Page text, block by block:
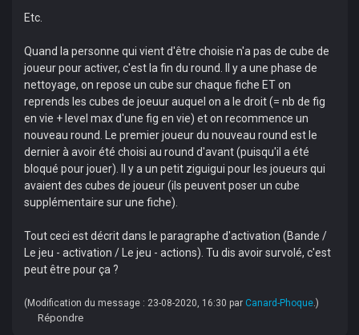
Etc.
Quand la personne qui vient d'être choisie n'a pas de cube de
joueur pour activer, c'est la fin du round. Il y a une phase de
nettoyage, on repose un cube sur chaque fiche ET on
reprends les cubes de joeuur auquel on a le droit (= nb de fig
en vie + level max d'une fig en vie) et on recommence un
nouveau round. Le premier joueur du nouveau round est le
dernier à avoir été choisi au round d'avant (puisqu'il a été
bloqué pour jouer). Il y a un petit ziguigui pour les joueurs qui
avaient des cubes de joueur (ils peuvent poser un cube
supplémentaire sur une fiche).
Tout ceci est décrit dans le paragraphe d'activation (Bande /
Le jeu - activation / Le jeu - actions). Tu dis avoir survolé, c'est
peut être pour ça ?
(Modification du message : 23-08-2020, 16:30 par Canard-Phoque.)
Répondre